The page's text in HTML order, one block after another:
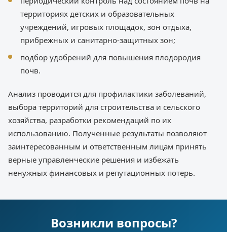
территориях детских и образовательных
учреждений, игровых площадок, зон отдыха,
прибрежных и санитарно-защитных зон;
подбор удобрений для повышения плодородия
почв.
Анализ проводится для профилактики заболеваний,
выбора территорий для строительства и сельского
хозяйства, разработки рекомендаций по их
использованию. Полученные результаты позволяют
заинтересованным и ответственным лицам принять
верные управленческие решения и избежать
ненужных финансовых и репутационных потерь.
Возникли вопросы?